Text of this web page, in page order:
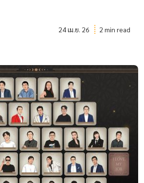
24 เม.ย. 26 2 min read